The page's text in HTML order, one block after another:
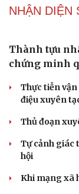
mãn kinh như
Phong slư -
Ngại khám
nhận hậu quả
Truyện
Chính sách
phúc của học
NHẬN DIỆN